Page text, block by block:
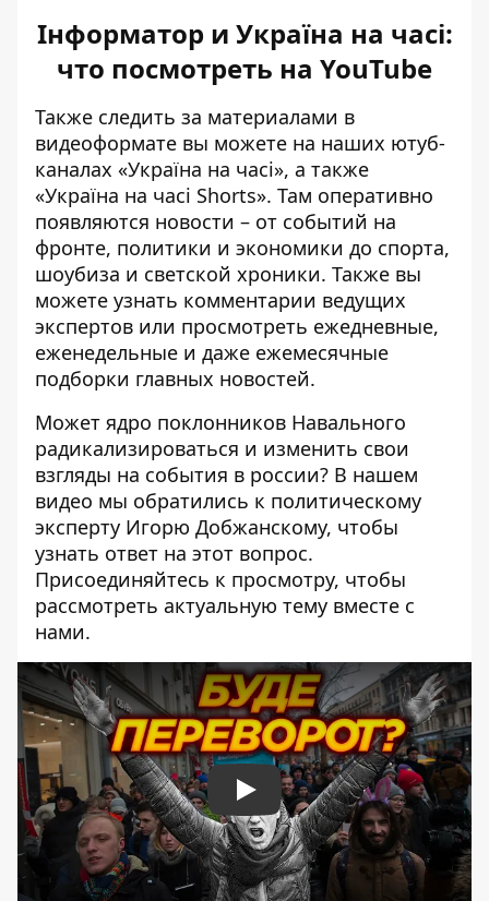
Інформатор и Україна на часі:
что посмотреть на YouTube
Также следить за материалами в
видеоформате вы можете на наших ютуб-
каналах «Україна на часі», а также
«Україна на часі Shorts». Там оперативно
появляются новости – от событий на
фронте, политики и экономики до спорта,
шоубиза и светской хроники. Также вы
можете узнать комментарии ведущих
экспертов или просмотреть ежедневные,
еженедельные и даже ежемесячные
подборки главных новостей.
Может ядро ​​поклонников Навального
радикализироваться и изменить свои
взгляды на события в россии? В нашем
видео мы обратились к политическому
эксперту Игорю Добжанскому, чтобы
узнать ответ на этот вопрос.
Присоединяйтесь к просмотру, чтобы
рассмотреть актуальную тему вместе с
нами.
Play